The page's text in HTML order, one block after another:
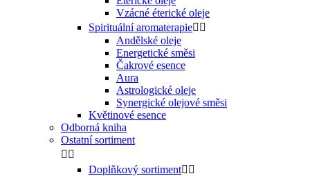
Vzácné éterické oleje
Spirituální aromaterapie 
Andělské oleje
Energetické směsi
Čakrové esence
Aura
Astrologické oleje
Synergické olejové směsi
Květinové esence
Odborná kniha
Ostatní sortiment
 
Doplňkový sortiment 